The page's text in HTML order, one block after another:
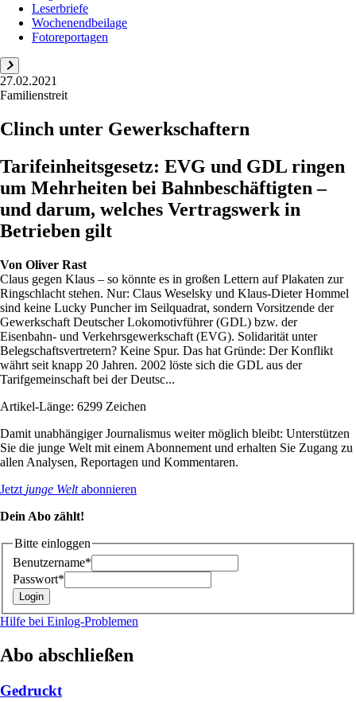
Leserbriefe
Wochenendbeilage
Fotoreportagen
27.02.2021
Familienstreit
Clinch unter Gewerkschaftern
Tarifeinheitsgesetz: EVG und GDL ringen
um Mehrheiten bei Bahnbeschäftigten –
und darum, welches Vertragswerk in
Betrieben gilt
Von Oliver Rast
Claus gegen Klaus – so könnte es in großen Lettern auf Plakaten zur
Ringschlacht stehen. Nur: Claus Weselsky und Klaus-Dieter Hommel
sind keine Lucky Puncher im Seilquadrat, sondern Vorsitzende der
Gewerkschaft Deutscher Lokomotivführer (GDL) bzw. der
Eisenbahn- und Verkehrsgewerkschaft (EVG). Solidarität unter
Belegschaftsvertretern? Keine Spur. Das hat Gründe: Der Konflikt
währt seit knapp 20 Jahren. 2002 löste sich die GDL aus der
Tarifgemeinschaft bei der Deutsc...
Artikel-Länge: 6299 Zeichen
Damit unabhängiger Journalismus weiter möglich bleibt: Unterstützen
Sie die junge Welt mit einem Abonnement und erhalten Sie Zugang zu
allen Analysen, Reportagen und Kommentaren.
Jetzt junge Weltabonnieren
Dein Abo zählt!
Bitte einloggen
Benutzername*
Passwort*
Hilfe bei Einlog-Problemen
Abo abschließen
Gedruckt